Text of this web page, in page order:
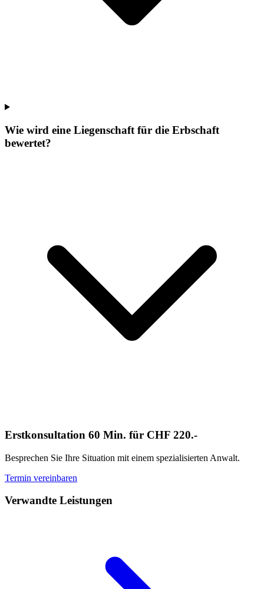
Wie wird eine Liegenschaft für die Erbschaft
bewertet?
Erstkonsultation 60 Min. für CHF 220.-
Besprechen Sie Ihre Situation mit einem spezialisierten Anwalt.
Termin vereinbaren
Verwandte Leistungen